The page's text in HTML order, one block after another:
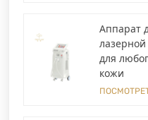
Аппарат
для
кожи